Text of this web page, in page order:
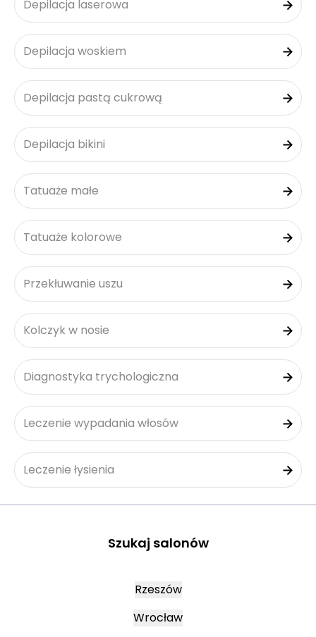
Depilacja laserowa
Depilacja woskiem
Depilacja pastą cukrową
Depilacja bikini
Tatuaże małe
Tatuaże kolorowe
Przekłuwanie uszu
Kolczyk w nosie
Diagnostyka trychologiczna
Leczenie wypadania włosów
Leczenie łysienia
Szukaj salonów
Rzeszów
Wrocław